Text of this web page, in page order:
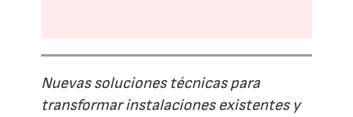
Nuevas soluciones técnicas para
transformar instalaciones existentes y